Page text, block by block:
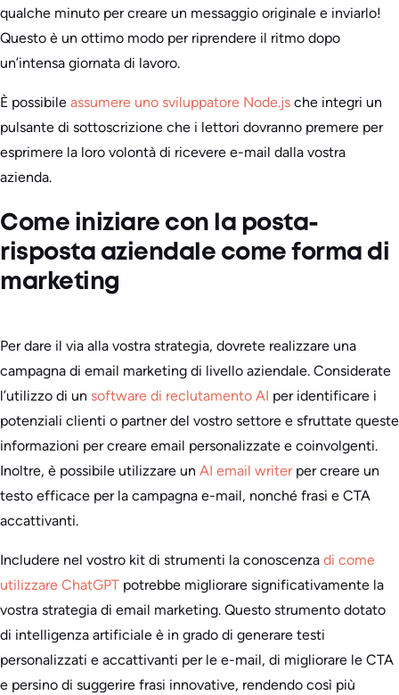
qualche minuto per creare un messaggio originale e inviarlo!
Questo è un ottimo modo per riprendere il ritmo dopo
un’intensa giornata di lavoro.
È possibile assumere uno sviluppatore Node.js che integri un
pulsante di sottoscrizione che i lettori dovranno premere per
esprimere la loro volontà di ricevere e-mail dalla vostra
azienda.
Come iniziare con la posta-
risposta aziendale come forma di
marketing
Per dare il via alla vostra strategia, dovrete realizzare una
campagna di email marketing di livello aziendale. Considerate
l’utilizzo di un software di reclutamento AI per identificare i
potenziali clienti o partner del vostro settore e sfruttate queste
informazioni per creare email personalizzate e coinvolgenti.
Inoltre, è possibile utilizzare un AI email writerper creare un
testo efficace per la campagna e-mail, nonché frasi e CTA
accattivanti.
Includere nel vostro kit di strumenti la conoscenza di come
utilizzare ChatGPT potrebbe migliorare significativamente la
vostra strategia di email marketing. Questo strumento dotato
di intelligenza artificiale è in grado di generare testi
personalizzati e accattivanti per le e-mail, di migliorare le CTA
e persino di suggerire frasi innovative, rendendo così più